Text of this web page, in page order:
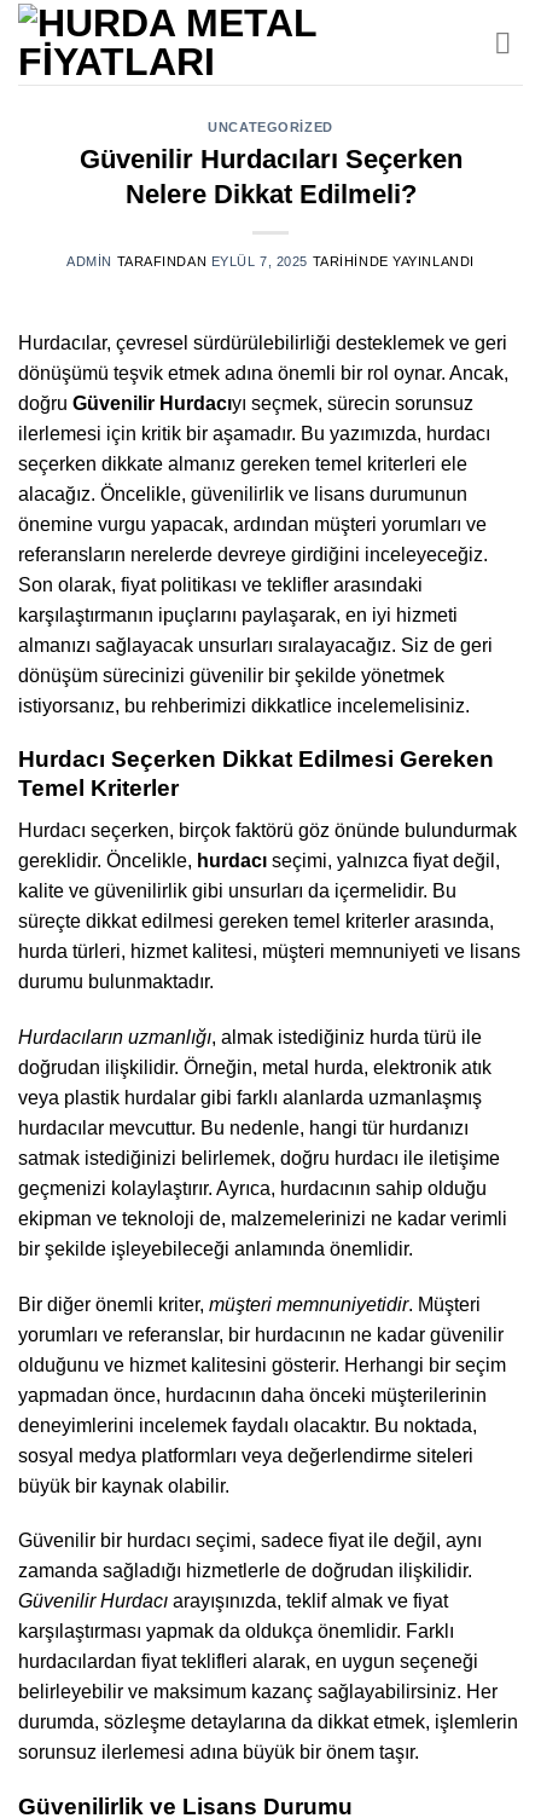
İçeriğe
atla
UNCATEGORIZED
Güvenilir Hurdacıları Seçerken
Nelere Dikkat Edilmeli?
ADMIN TARAFINDAN EYLÜL 7, 2025 TARIHINDE YAYINLANDI
Hurdacılar, çevresel sürdürülebilirliği desteklemek ve geri
dönüşümü teşvik etmek adına önemli bir rol oynar. Ancak,
doğru Güvenilir Hurdacıyı seçmek, sürecin sorunsuz
ilerlemesi için kritik bir aşamadır. Bu yazımızda, hurdacı
seçerken dikkate almanız gereken temel kriterleri ele
alacağız. Öncelikle, güvenilirlik ve lisans durumunun
önemine vurgu yapacak, ardından müşteri yorumları ve
referansların nerelerde devreye girdiğini inceleyeceğiz.
Son olarak, fiyat politikası ve teklifler arasındaki
karşılaştırmanın ipuçlarını paylaşarak, en iyi hizmeti
almanızı sağlayacak unsurları sıralayacağız. Siz de geri
dönüşüm sürecinizi güvenilir bir şekilde yönetmek
istiyorsanız, bu rehberimizi dikkatlice incelemelisiniz.
Hurdacı Seçerken Dikkat Edilmesi Gereken
Temel Kriterler
Hurdacı seçerken, birçok faktörü göz önünde bulundurmak
gereklidir. Öncelikle, hurdacı seçimi, yalnızca fiyat değil,
kalite ve güvenilirlik gibi unsurları da içermelidir. Bu
süreçte dikkat edilmesi gereken temel kriterler arasında,
hurda türleri, hizmet kalitesi, müşteri memnuniyeti ve lisans
durumu bulunmaktadır.
Hurdacıların uzmanlığı, almak istediğiniz hurda türü ile
doğrudan ilişkilidir. Örneğin, metal hurda, elektronik atık
veya plastik hurdalar gibi farklı alanlarda uzmanlaşmış
hurdacılar mevcuttur. Bu nedenle, hangi tür hurdanızı
satmak istediğinizi belirlemek, doğru hurdacı ile iletişime
geçmenizi kolaylaştırır. Ayrıca, hurdacının sahip olduğu
ekipman ve teknoloji de, malzemelerinizi ne kadar verimli
bir şekilde işleyebileceği anlamında önemlidir.
Bir diğer önemli kriter, müşteri memnuniyetidir. Müşteri
yorumları ve referanslar, bir hurdacının ne kadar güvenilir
olduğunu ve hizmet kalitesini gösterir. Herhangi bir seçim
yapmadan önce, hurdacının daha önceki müşterilerinin
deneyimlerini incelemek faydalı olacaktır. Bu noktada,
sosyal medya platformları veya değerlendirme siteleri
büyük bir kaynak olabilir.
Güvenilir bir hurdacı seçimi, sadece fiyat ile değil, aynı
zamanda sağladığı hizmetlerle de doğrudan ilişkilidir.
Güvenilir Hurdacı arayışınızda, teklif almak ve fiyat
karşılaştırması yapmak da oldukça önemlidir. Farklı
hurdacılardan fiyat teklifleri alarak, en uygun seçeneği
belirleyebilir ve maksimum kazanç sağlayabilirsiniz. Her
durumda, sözleşme detaylarına da dikkat etmek, işlemlerin
sorunsuz ilerlemesi adına büyük bir önem taşır.
Güvenilirlik ve Lisans Durumu